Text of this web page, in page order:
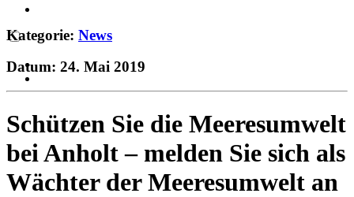
Kategorie: News
Datum: 24. Mai 2019
Schützen Sie die Meeresumwelt
bei Anholt – melden Sie sich als
Wächter der Meeresumwelt an